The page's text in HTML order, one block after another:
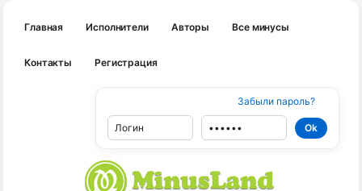
Главная Исполнители Авторы Все минусы
Контакты Регистрация
Забыли пароль?